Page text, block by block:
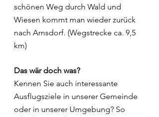
schönen Weg durch Wald und
Wiesen kommt man wieder zurück
nach Arnsdorf. (Wegstrecke ca. 9,5
km)
Das wär doch was?
Kennen Sie auch interessante
Ausflugsziele in unserer Gemeinde
oder in unserer Umgebung? So